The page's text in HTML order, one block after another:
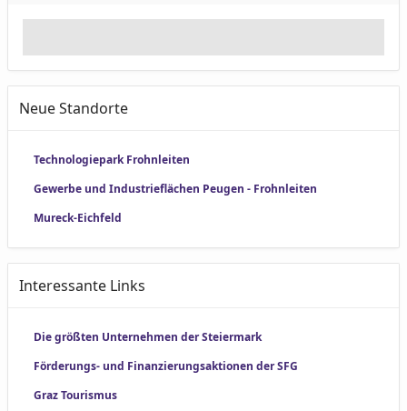
Neue Standorte
Technologiepark Frohnleiten
Gewerbe und Industrieflächen Peugen - Frohnleiten
Mureck-Eichfeld
Interessante Links
Die größten Unternehmen der Steiermark
Förderungs- und Finanzierungsaktionen der SFG
Graz Tourismus